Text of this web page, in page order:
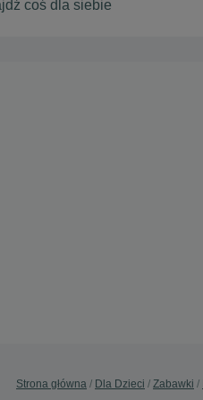
Strona główna Dla Dzieci Zabawki